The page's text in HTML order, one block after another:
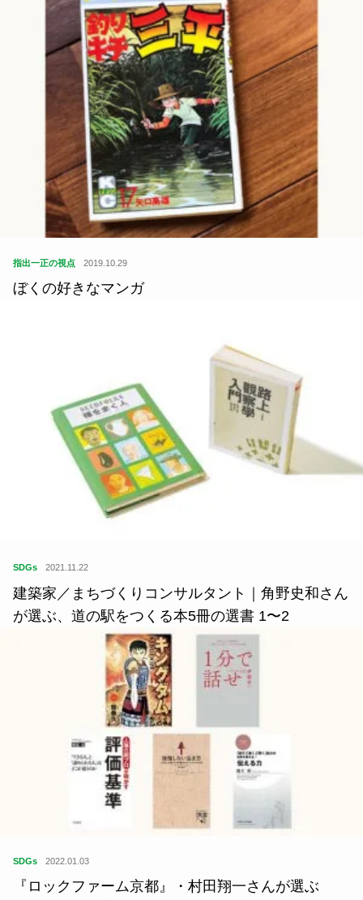
指出一正の視点 2019.10.29
ぼくの好きなマンガ
SDGs 2021.11.22
建築家／まちづくりコンサルタント｜角野史和さん
が選ぶ、道の駅をつくる本5冊の選書 1〜2
SDGs 2022.01.03
『ロックファーム京都』・村田翔一さんが選ぶ